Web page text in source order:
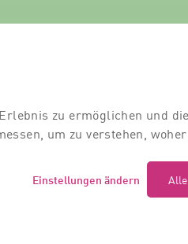
zu ermöglichen und
um zu verstehen,
Einstellungen ändern